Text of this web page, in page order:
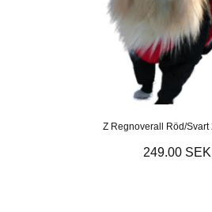
Z Regnoverall Röd/Svart
249.00 SEK